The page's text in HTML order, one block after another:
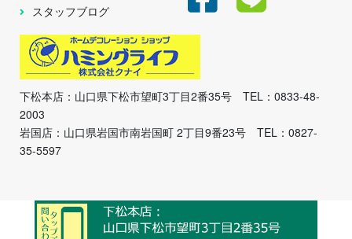
スタッフブログ
下松本店：山口県下松市望町3丁目2番35号 TEL：0833-48-
2003
岩国店：山口県岩国市南岩国町 2丁目9番23号 TEL：0827-
35-5597